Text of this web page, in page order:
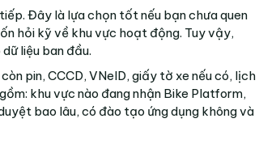
Đây là lựa chọn tốt nếu bạn chưa quen
hỏi kỹ về khu vực hoạt động. Tuy vậy,
liệu ban đầu.
pin, CCCD, VNeID, giấy tờ xe nếu có, lịch
khu vực nào đang nhận Bike Platform,
bao lâu, có đào tạo ứng dụng không và